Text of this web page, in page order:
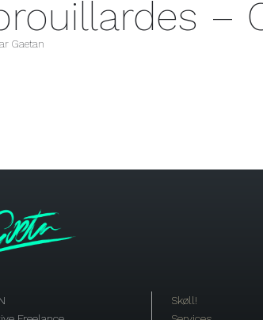
–
Gaetan
Skøll!